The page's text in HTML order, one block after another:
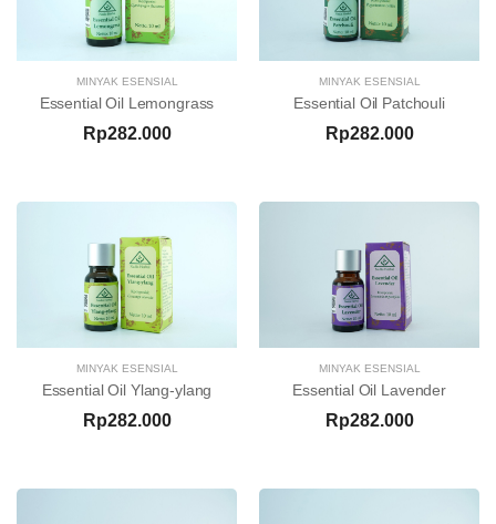
MINYAK ESENSIAL
Essential Oil Lemongrass
Rp282.000
MINYAK ESENSIAL
Essential Oil Patchouli
Rp282.000
MINYAK ESENSIAL
Essential Oil Ylang-ylang
Rp282.000
MINYAK ESENSIAL
Essential Oil Lavender
Rp282.000